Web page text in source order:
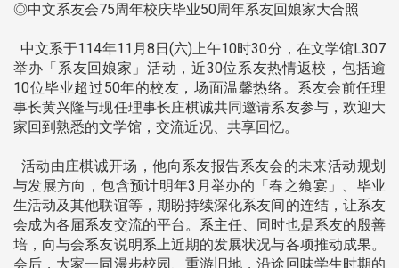
◎中文系友会75周年校庆毕业50周年系友回娘家大合照
中文系于114年11月8日(六)上午10时30分，在文学馆L307
举办「系友回娘家」活动，近30位系友热情返校，包括逾
10位毕业超过50年的校友，场面温馨热络。系友会前任理
事长黄兴隆与现任理事长庄棋诚共同邀请系友参与，欢迎大
家回到熟悉的文学馆，交流近况、共享回忆。
活动由庄棋诚开场，他向系友报告系友会的未来活动规划
与发展方向，包含预计明年3月举办的「春之飨宴」、毕业
生活动及其他联谊等，期盼持续深化系友间的连结，让系友
会成为各届系友交流的平台。系主任、同时也是系友的殷善
培，向与会系友说明系上近期的发展状况与各项推动成果。
会后，大家一同漫步校园、重游旧地，沿途回味学生时期的